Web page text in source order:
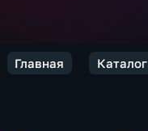
Главная Каталог